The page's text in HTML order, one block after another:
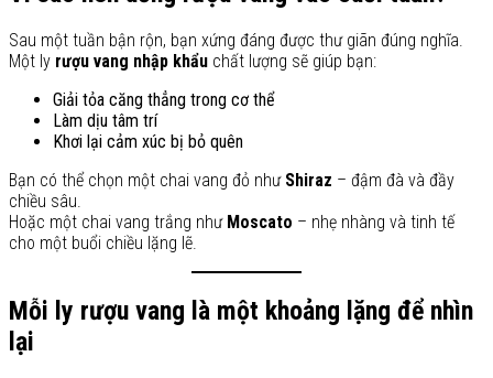
Sau một tuần bận rộn, bạn xứng đáng được thư giãn đúng nghĩa.
Một ly rượu vang nhập khẩu chất lượng sẽ giúp bạn:
Giải tỏa căng thẳng trong cơ thể
Làm dịu tâm trí
Khơi lại cảm xúc bị bỏ quên
Bạn có thể chọn một chai vang đỏ như Shiraz – đậm đà và đầy
chiều sâu.
Hoặc một chai vang trắng như Moscato – nhẹ nhàng và tinh tế
cho một buổi chiều lặng lẽ.
Mỗi ly rượu vang là một khoảng lặng để nhìn
lại